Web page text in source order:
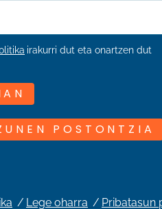
irakurri dut eta onartzen dut
POSTONTZIA
Lege oharra Pribatasun